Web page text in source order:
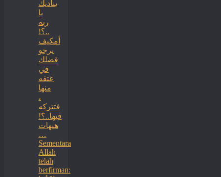
يناديك
يا
ربه
..؟!
أمكيف
يرجو
فضلك
في
عتقه
منها
،
فتتركه
فيها..؟!
هيهات
…
Sementara
Allah
telah
berfirman: